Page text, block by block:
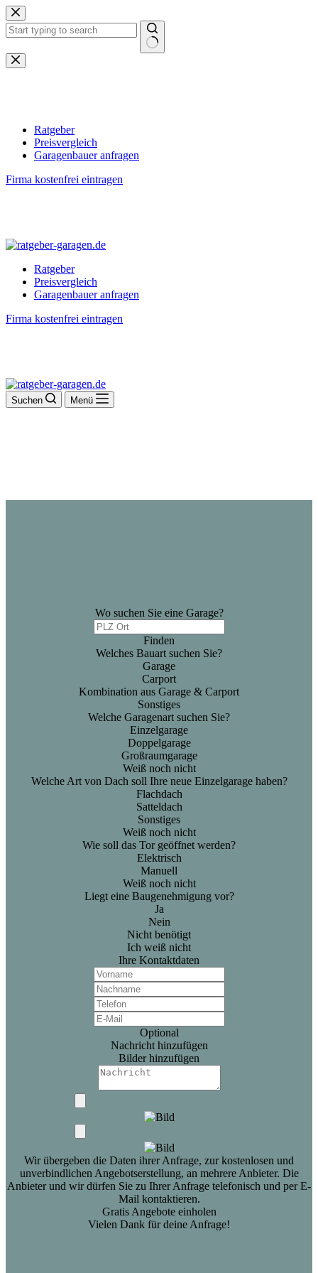
Zum
Inhalt
springen
Keine
Ergebnisse
Ratgeber
Preisvergleich
Garagenbauer anfragen
Firma kostenfrei eintragen
Ratgeber
Preisvergleich
Garagenbauer anfragen
Firma kostenfrei eintragen
Suchen Menü
Wo suchen Sie eine Garage?
Finden
Welches Bauart suchen Sie?
Garage
Carport
Kombination aus Garage & Carport
Sonstiges
Welche Garagenart suchen Sie?
Einzelgarage
Doppelgarage
Großraumgarage
Weiß noch nicht
Welche Art von Dach soll Ihre neue Einzelgarage haben?
Flachdach
Satteldach
Sonstiges
Weiß noch nicht
Wie soll das Tor geöffnet werden?
Elektrisch
Manuell
Weiß noch nicht
Liegt eine Baugenehmigung vor?
Ja
Nein
Nicht benötigt
Ich weiß nicht
Ihre Kontaktdaten
Optional
Nachricht hinzufügen
Bilder hinzufügen
Wir übergeben die Daten ihrer Anfrage, zur kostenlosen und
unverbindlichen Angebotserstellung, an mehrere Anbieter. Die
Anbieter und wir dürfen Sie zu Ihrer Anfrage telefonisch und per E-
Mail kontaktieren.
Gratis Angebote einholen
Vielen Dank für deine Anfrage!